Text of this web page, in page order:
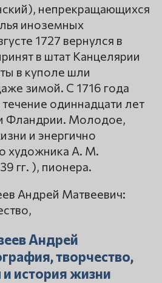
непрекращающихся
иноземных
1727 вернулся в
в штат Канцелярии
в куполе шли
зимой. С 1716 года
одиннадцати лет
Фландрии. Молодое,
и энергично
художника А. М.
гг. ), пионера.
Андрей
творчество,
история жизни